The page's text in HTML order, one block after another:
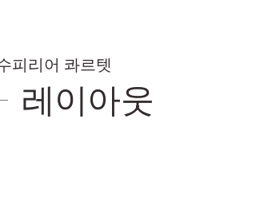
피리어 콰르텟
레이아웃